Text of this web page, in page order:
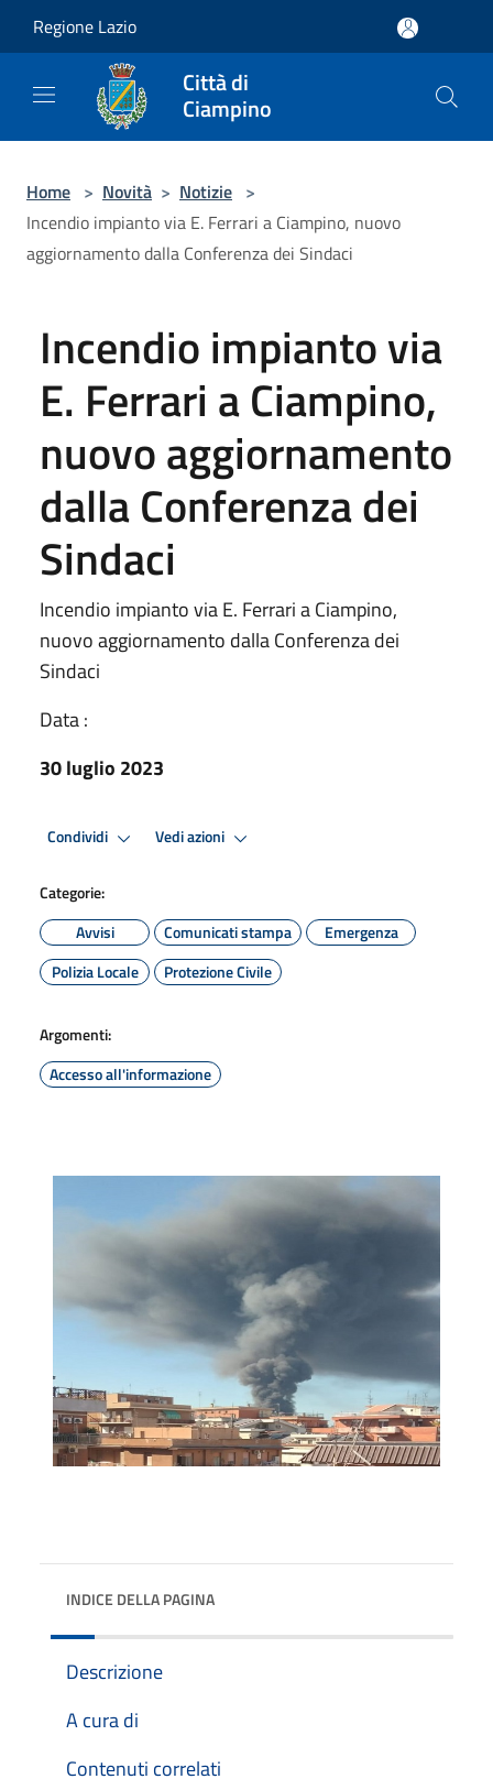
Regione Lazio
Città di
Ciampino
Home > Novità > Notizie >
Incendio impianto via E. Ferrari a Ciampino, nuovo
aggiornamento dalla Conferenza dei Sindaci
Incendio impianto via
E. Ferrari a Ciampino,
nuovo aggiornamento
dalla Conferenza dei
Sindaci
Incendio impianto via E. Ferrari a Ciampino,
nuovo aggiornamento dalla Conferenza dei
Sindaci
Data :
30 luglio 2023
Condividi Vedi azioni
Categorie:
Avvisi
Comunicati stampa
Emergenza
Polizia Locale
Protezione Civile
Argomenti:
Accesso all'informazione
INDICE DELLA PAGINA
Descrizione
A cura di
Contenuti correlati